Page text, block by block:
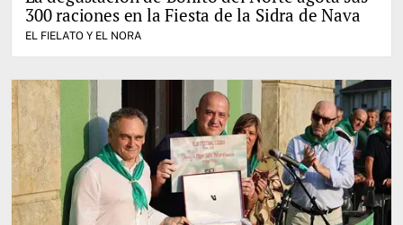
300 raciones en la Fiesta de la Sidra de Nava
EL FIELATO Y EL NORA